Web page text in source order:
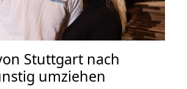
Stuttgart nach
umziehen